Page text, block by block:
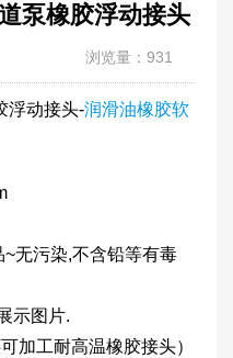
泵橡胶浮动接头
浏览量：931
浮动接头-润滑油橡胶软
无污染,不含铅等有毒
示图片.
加工耐高温橡胶接头）